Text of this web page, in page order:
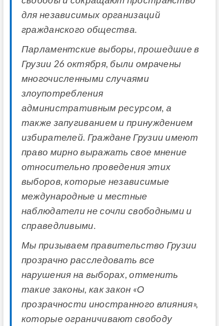
для независимых организаций
гражданского общества.
Парламентские выборы, прошедшие в
Грузии 26 октября, были омрачены
многочисленными случаями
злоупотребления
административным ресурсом, а
также запугиванием и принуждением
избирателей. Граждане Грузии имеют
право мирно выражать свое мнение
относительно проведения этих
выборов, которые независимые
международные и местные
наблюдатели не сочли свободными и
справедливыми.
Мы призываем правительство Грузии
прозрачно расследовать все
нарушения на выборах, отменить
такие законы, как закон «О
прозрачности иностранного влияния»,
которые ограничивают свободу